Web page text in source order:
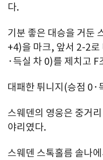
다.
기분 좋은 대승을 거둔
+4)을 마크, 앞서 2-2로
·득실 차 0)를 제치고
대패한 튀니지(승점 0·
스웨덴의 영웅은 중거
야리였다.
스웨덴 스톡홀름 솔나